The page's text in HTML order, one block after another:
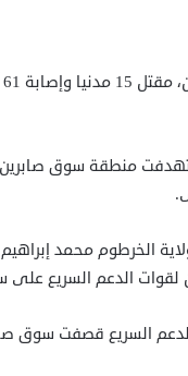
منطقة سوق
الدعم السريع
السريع قصفت سوق